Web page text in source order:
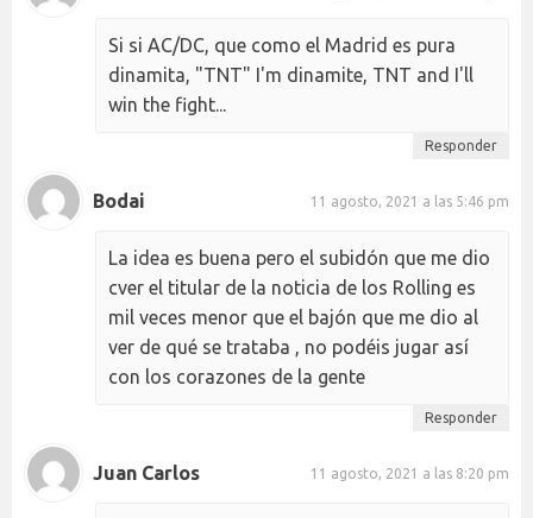
Si si AC/DC, que como el Madrid es pura
dinamita, "TNT" I'm dinamite, TNT and I'll
win the fight...
Responder
Bodai 11 agosto, 2021 a las 5:46 pm
La idea es buena pero el subidón que me dio
cver el titular de la noticia de los Rolling es
mil veces menor que el bajón que me dio al
ver de qué se trataba , no podéis jugar así
con los corazones de la gente
Responder
Juan Carlos 11 agosto, 2021 a las 8:20 pm